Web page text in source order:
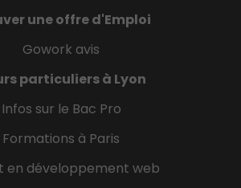
une offre d'Emploi
Gowork avis
particuliers à Lyon
Infos sur le Bac Pro
Formations à Paris
en développement web